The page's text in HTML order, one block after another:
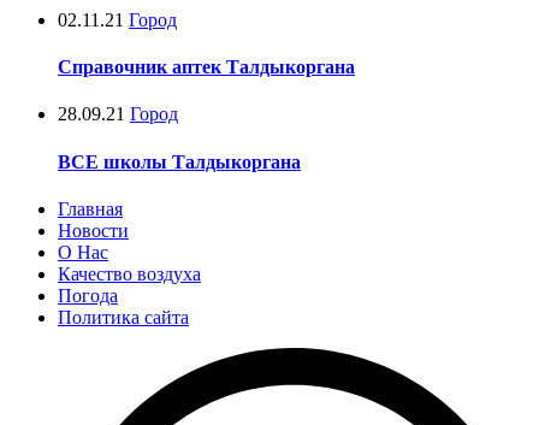
02.11.21 Город
Справочник аптек Талдыкоргана
28.09.21 Город
ВСЕ школы Талдыкоргана
Главная
Новости
О Нас
Качество воздуха
Погода
Политика сайта